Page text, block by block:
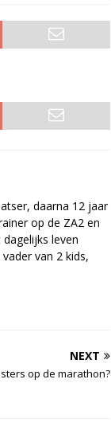
daarna 12 jaar
op de ZA2 en
leven
van 2 kids,
NEXT
op de marathon?